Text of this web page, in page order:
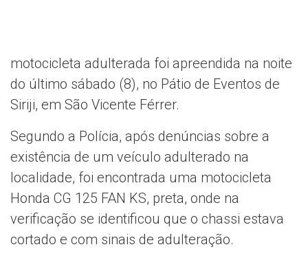
motocicleta adulterada foi apreendida na noite
do último sábado (8), no Pátio de Eventos de
Siriji, em São Vicente Férrer.
Segundo a Polícia, após denúncias sobre a
existência de um veículo adulterado na
localidade, foi encontrada uma motocicleta
Honda CG 125 FAN KS, preta, onde na
verificação se identificou que o chassi estava
cortado e com sinais de adulteração.